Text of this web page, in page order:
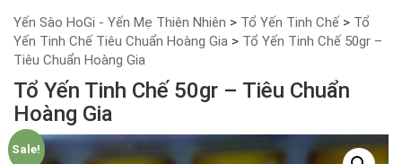
Yến Sào HoGi - Yến Mẹ Thiên Nhiên > Tổ Yến Tinh Chế > Tổ
Yến Tinh Chế Tiêu Chuẩn Hoàng Gia > Tổ Yến Tinh Chế 50gr –
Tiêu Chuẩn Hoàng Gia
Tổ Yến Tinh Chế 50gr – Tiêu Chuẩn
Hoàng Gia
Sale!